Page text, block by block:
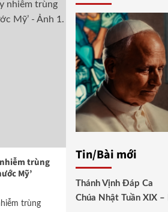
trùng
Mỹ’
trùng
Tin/Bài mới
Thánh Vịnh Đáp Ca
Chúa Nhật Tuần XIX